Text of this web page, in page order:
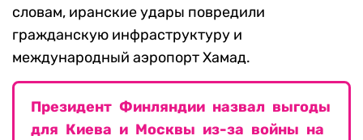
словам, иранские удары повредили
гражданскую инфраструктуру и
международный аэропорт Хамад.
Президент Финляндии назвал выгоды
для Киева и Москвы из-за войны на